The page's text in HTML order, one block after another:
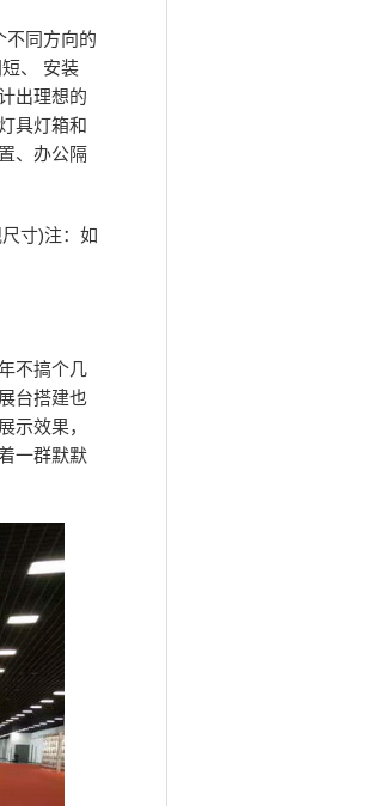
不同方向的
、 安装
出理想的
具灯箱和
、办公隔
寸)注：如
不搞个几
台搭建也
示效果，
一群默默